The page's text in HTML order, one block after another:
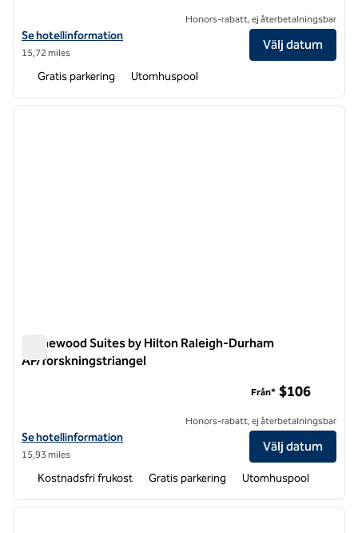
Visa hotelluppgifter för DoubleTree by Hilton Hotel Raleigh-Durham
Se hotellinformation
15,72 miles
Honors-rabatt, ej återbetalningsbar
Välj datum
Gratis parkering Utomhuspool
1 av 11
nästa
Homewood Suites by Hilton Raleigh-Durham
AP/forskningstriangel
Visa hotelluppgifter för Homewood Suites by Hilton Raleigh-
Se hotellinformation
15,93 miles
Från* $106
Honors-rabatt, ej återbetalningsbar
Välj datum
Kostnadsfri frukost Gratis parkering Utomhuspool
1 av 12
nästa